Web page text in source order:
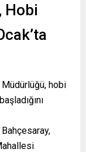
Hobi
hobi